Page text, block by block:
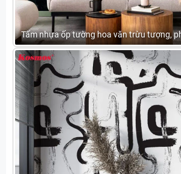
Tấm nhựa ốp tường hoa văn trừu tượng,